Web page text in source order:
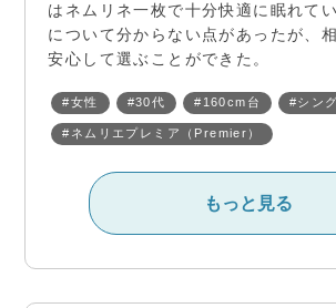
はネムリネ一枚で十分快適に眠れて
について分からない点があったが、
安心して選ぶことができた。
#女性 #30代 #160cm台 #シン
#ネムリエプレミア（Premier）
もっと見る